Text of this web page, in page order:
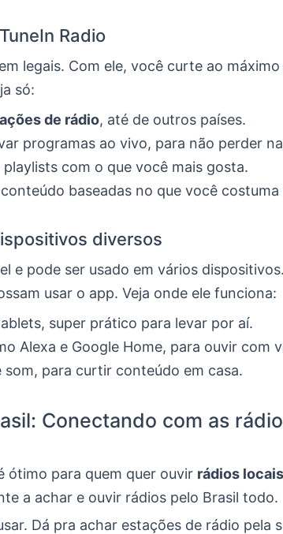
Radio
legais. Com ele, você curte ao máximo
só:
de rádio, até de outros países.
programas ao vivo, para não perder
com o que você mais gosta.
baseadas no que você costuma
diversos
e pode ser usado em vários
usar o app. Veja onde ele funciona:
super prático para levar por aí.
Alexa e Google Home, para ouvir com
som, para curtir conteúdo em casa.
Conectando com as
ótimo para quem quer ouvir rádios locais
a achar e ouvir rádios pelo Brasil todo.
Dá pra achar estações de rádio pela